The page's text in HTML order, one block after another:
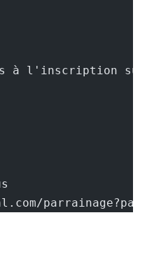
à l'inscription sur